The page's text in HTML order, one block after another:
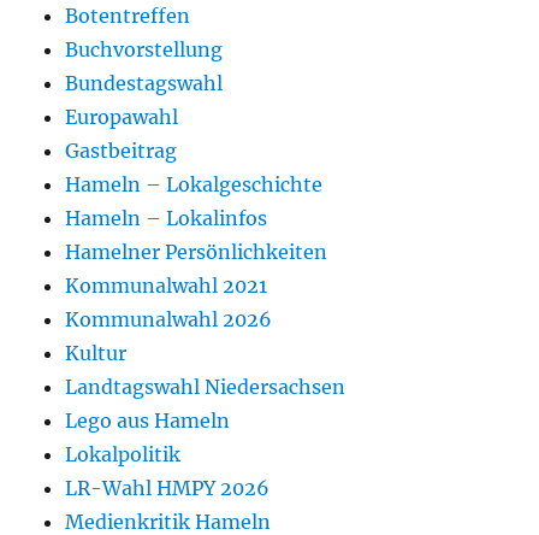
Botentreffen
Buchvorstellung
Bundestagswahl
Europawahl
Gastbeitrag
Hameln – Lokalgeschichte
Hameln – Lokalinfos
Hamelner Persönlichkeiten
Kommunalwahl 2021
Kommunalwahl 2026
Kultur
Landtagswahl Niedersachsen
Lego aus Hameln
Lokalpolitik
LR-Wahl HMPY 2026
Medienkritik Hameln